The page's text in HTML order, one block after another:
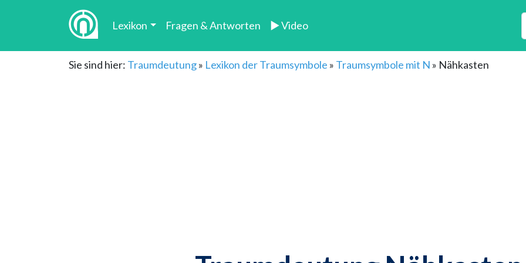
Lexikon Fragen & Antworten ► Video
Sie sind hier: Traumdeutung» Lexikon der Traumsymbole » Traumsymbole mit N » Nähkasten